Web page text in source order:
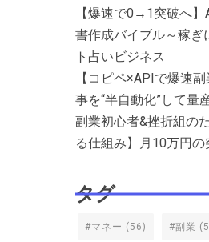
【爆速で0→1突破へ
書作成バイブル～稼ぎ
ト占いビジネス
【コピペ×APIで爆速
事を“半自動化”して量
副業初心者&挫折組の
る仕組み】月10万円の
タグ
#マネー (56) #副業